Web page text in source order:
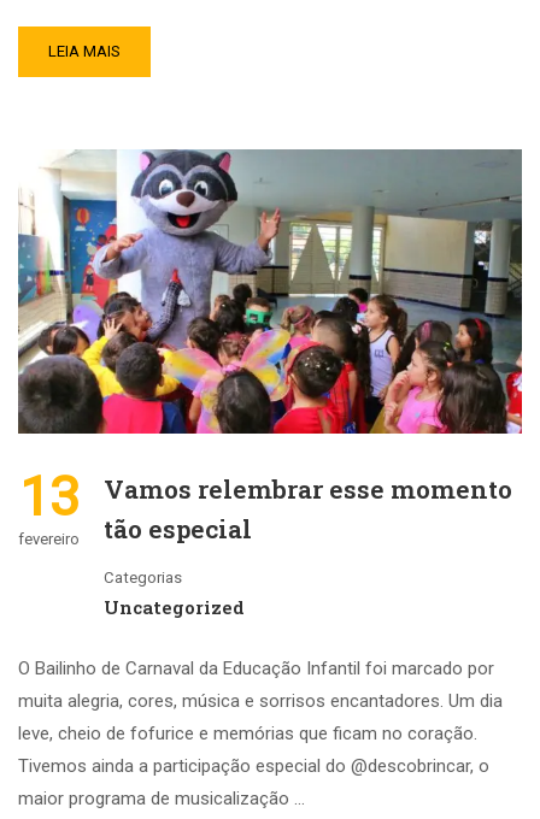
LEIA MAIS
13
fevereiro
Vamos relembrar esse momento
tão especial
Categorias
Uncategorized
O Bailinho de Carnaval da Educação Infantil foi marcado por
muita alegria, cores, música e sorrisos encantadores. Um dia
leve, cheio de fofurice e memórias que ficam no coração.
Tivemos ainda a participação especial do @descobrincar, o
maior programa de musicalização …